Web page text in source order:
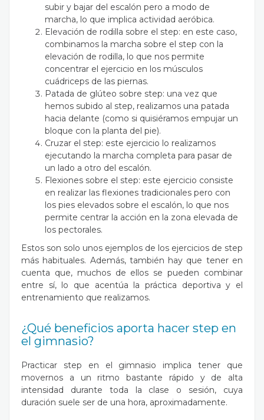
subir y bajar del escalón pero a modo de
marcha, lo que implica actividad aeróbica.
Elevación de rodilla sobre el step: en este caso,
combinamos la marcha sobre el step con la
elevación de rodilla, lo que nos permite
concentrar el ejercicio en los músculos
cuádriceps de las piernas.
Patada de glúteo sobre step: una vez que
hemos subido al step, realizamos una patada
hacia delante (como si quisiéramos empujar un
bloque con la planta del pie).
Cruzar el step: este ejercicio lo realizamos
ejecutando la marcha completa para pasar de
un lado a otro del escalón.
Flexiones sobre el step: este ejercicio consiste
en realizar las flexiones tradicionales pero con
los pies elevados sobre el escalón, lo que nos
permite centrar la acción en la zona elevada de
los pectorales.
Estos son solo unos ejemplos de los ejercicios de step
más habituales. Además, también hay que tener en
cuenta que, muchos de ellos se pueden combinar
entre sí, lo que acentúa la práctica deportiva y el
entrenamiento que realizamos.
¿Qué beneficios aporta hacer step en
el gimnasio?
Practicar step en el gimnasio implica tener que
movernos a un ritmo bastante rápido y de alta
intensidad durante toda la clase o sesión, cuya
duración suele ser de una hora, aproximadamente.